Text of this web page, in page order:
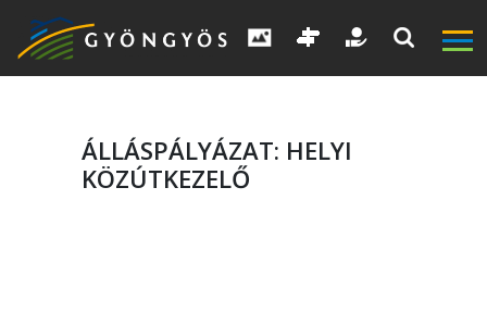
ÁLLÁSPÁLYÁZAT: HELYI
KÖZÚTKEZELŐ